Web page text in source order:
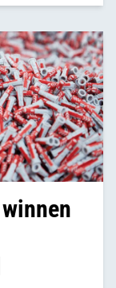
De
de industrie
helpen.